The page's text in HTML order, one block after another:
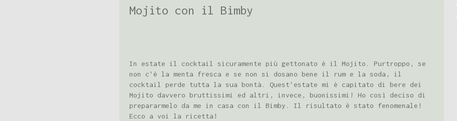
Mojito con il Bimby
In estate il cocktail sicuramente più gettonato è il Mojito. Purtroppo, se
non c'è la menta fresca e se non si dosano bene il rum e la soda, il
cocktail perde tutta la sua bontà. Quest'estate mi è capitato di bere dei
Mojito davvero bruttissimi ed altri, invece, buonissimi! Ho così deciso di
prepararmelo da me in casa con il Bimby. Il risultato è stato fenomenale!
Ecco a voi la ricetta!